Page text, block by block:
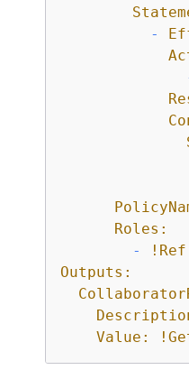
-
Roles:
-
!Ref
Outputs:
Value: